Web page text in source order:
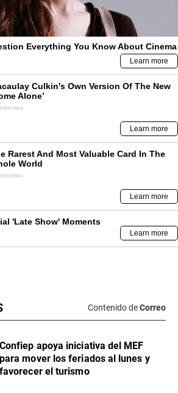
Contenido deCorreo
Confiep apoya iniciativa del MEF
para mover los feriados al lunes y
favorecer el turismo